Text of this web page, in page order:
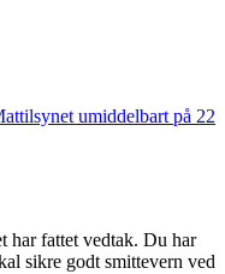
umiddelbart på 22
har fattet vedtak. Du har
sikre godt smittevern ved